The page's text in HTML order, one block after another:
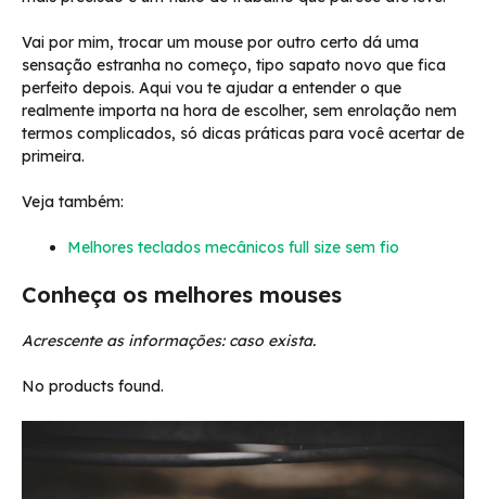
Vai por mim, trocar um mouse por outro certo dá uma
sensação estranha no começo, tipo sapato novo que fica
perfeito depois. Aqui vou te ajudar a entender o que
realmente importa na hora de escolher, sem enrolação nem
termos complicados, só dicas práticas para você acertar de
primeira.
Veja também:
Melhores teclados mecânicos full size sem fio
Conheça os melhores mouses
Acrescente as informações: caso exista.
No products found.